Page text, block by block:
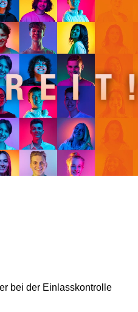
bei der Einlasskontrolle